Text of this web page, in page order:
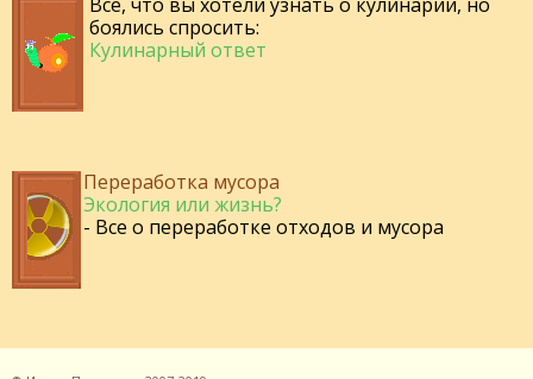
боялись спросить:
Кулинарный ответ
Переработка мусора
Экология или жизнь?
- Все о переработке отходов и мусора